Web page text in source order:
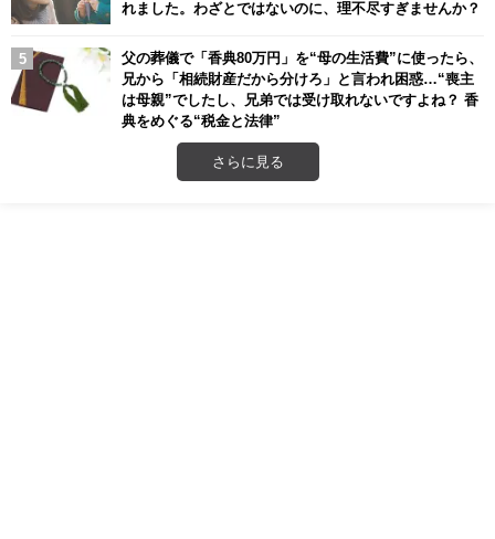
れました。わざとではないのに、理不尽すぎませんか？
父の葬儀で「香典80万円」を“母の生活費”に使ったら、
兄から「相続財産だから分けろ」と言われ困惑…“喪主
は母親”でしたし、兄弟では受け取れないですよね？ 香
典をめぐる“税金と法律”
さらに見る